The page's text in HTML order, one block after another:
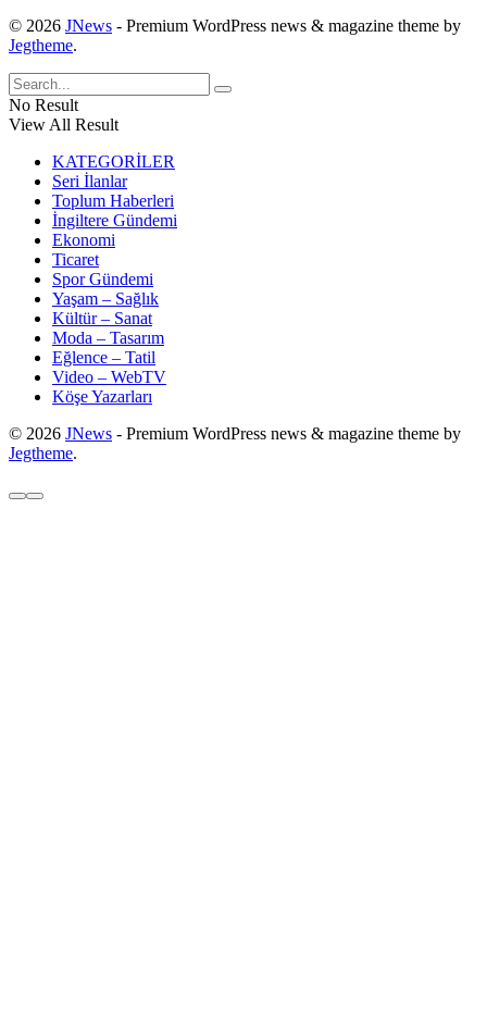
© 2026 JNews - Premium WordPress news & magazine theme by
Jegtheme.
No Result
View All Result
KATEGORİLER
Seri İlanlar
Toplum Haberleri
İngiltere Gündemi
Ekonomi
Ticaret
Spor Gündemi
Yaşam – Sağlık
Kültür – Sanat
Moda – Tasarım
Eğlence – Tatil
Video – WebTV
Köşe Yazarları
© 2026 JNews - Premium WordPress news & magazine theme by
Jegtheme.